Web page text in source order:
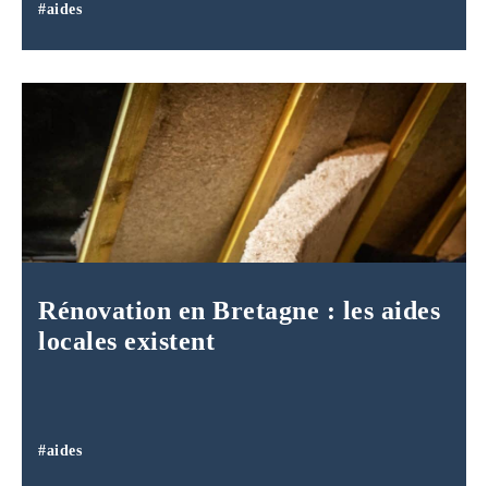
#aides
Rénovation en Bretagne : les aides
locales existent
#aides